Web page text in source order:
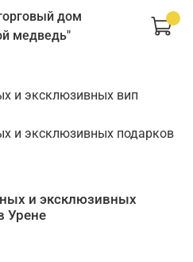
дом
медведь"
и эксклюзивных вип
и эксклюзивных подарков
и эксклюзивных
Урене